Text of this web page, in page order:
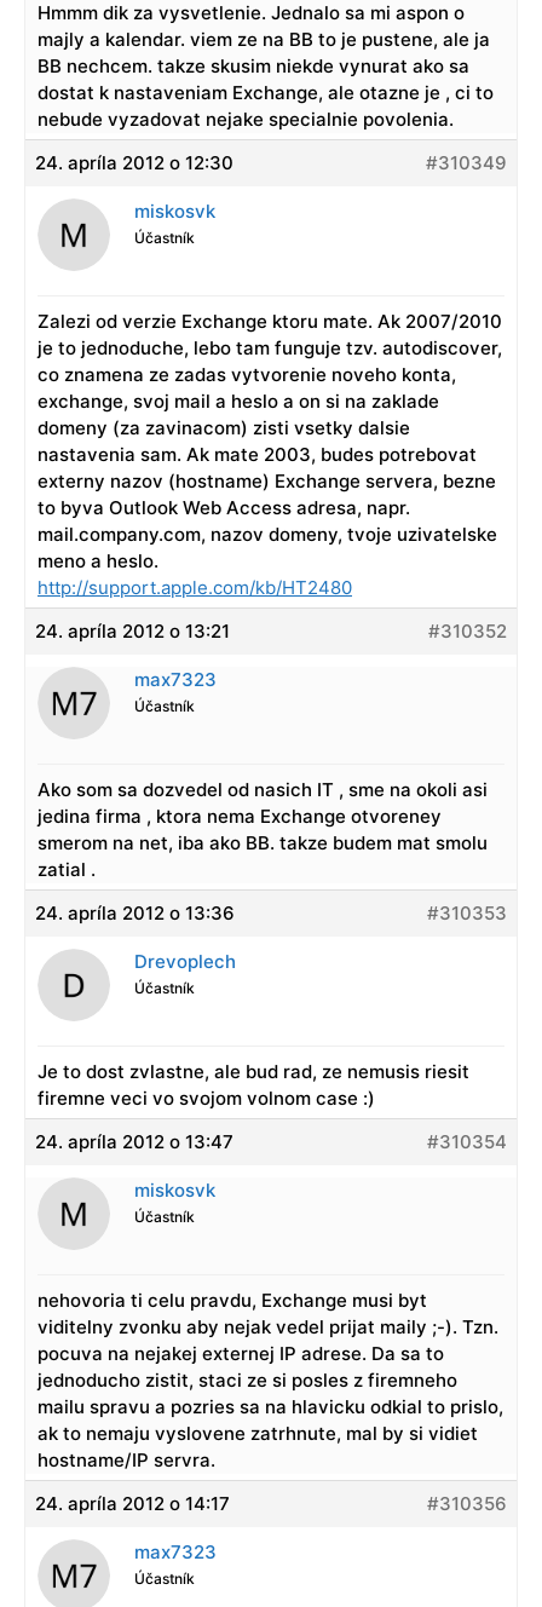
Hmmm dik za vysvetlenie. Jednalo sa mi aspon o
majly a kalendar. viem ze na BB to je pustene, ale ja
BB nechcem. takze skusim niekde vynurat ako sa
dostat k nastaveniam Exchange, ale otazne je , ci to
nebude vyzadovat nejake specialnie povolenia.
24. apríla 2012 o 12:30
#310349
miskosvk
Účastník
Zalezi od verzie Exchange ktoru mate. Ak 2007/2010
je to jednoduche, lebo tam funguje tzv. autodiscover,
co znamena ze zadas vytvorenie noveho konta,
exchange, svoj mail a heslo a on si na zaklade
domeny (za zavinacom) zisti vsetky dalsie
nastavenia sam. Ak mate 2003, budes potrebovat
externy nazov (hostname) Exchange servera, bezne
to byva Outlook Web Access adresa, napr.
mail.company.com, nazov domeny, tvoje uzivatelske
meno a heslo.
http://support.apple.com/kb/HT2480
24. apríla 2012 o 13:21
#310352
max7323
Účastník
Ako som sa dozvedel od nasich IT , sme na okoli asi
jedina firma , ktora nema Exchange otvoreney
smerom na net, iba ako BB. takze budem mat smolu
zatial .
24. apríla 2012 o 13:36
#310353
Drevoplech
Účastník
Je to dost zvlastne, ale bud rad, ze nemusis riesit
firemne veci vo svojom volnom case :)
24. apríla 2012 o 13:47
#310354
miskosvk
Účastník
nehovoria ti celu pravdu, Exchange musi byt
viditelny zvonku aby nejak vedel prijat maily ;-). Tzn.
pocuva na nejakej externej IP adrese. Da sa to
jednoducho zistit, staci ze si posles z firemneho
mailu spravu a pozries sa na hlavicku odkial to prislo,
ak to nemaju vyslovene zatrhnute, mal by si vidiet
hostname/IP servra.
24. apríla 2012 o 14:17
#310356
max7323
Účastník